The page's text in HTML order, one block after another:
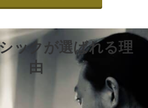
ックが選ばれる理
由